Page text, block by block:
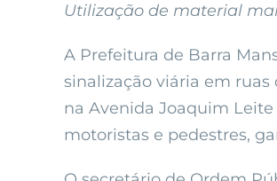
Utilização de material
A Prefeitura de Barra
sinalização viária em
na Avenida Joaquim
motoristas e pedestres,